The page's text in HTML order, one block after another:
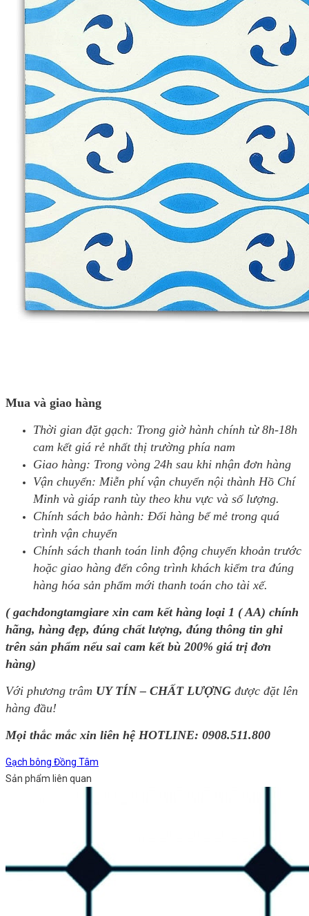
Mua và giao hàng
Thời gian đặt gạch: Trong giờ hành chính từ 8h-18h
cam kết giá rẻ nhất thị trường phía nam
Giao hàng: Trong vòng 24h sau khi nhận đơn hàng
Vận chuyển: Miễn phí vận chuyển nội thành Hồ Chí
Minh và giáp ranh tùy theo khu vực và số lượng.
Chính sách bảo hành: Đổi hàng bể mẻ trong quá
trình vận chuyển
Chính sách thanh toán linh động chuyển khoản trước
hoặc giao hàng đến công trình khách kiểm tra đúng
hàng hóa sản phẩm mới thanh toán cho tài xế.
( gachdongtamgiare xin cam kết hàng loại 1 ( AA) chính
hãng, hàng đẹp, đúng chất lượng, đúng thông tin ghi
trên sản phẩm nếu sai cam kết bù 200% giá trị đơn
hàng)
Với phương trâm UY TÍN – CHẤT LƯỢNG được đặt lên
hàng đầu!
Mọi thắc mắc xin liên hệ HOTLINE: 0908.511.800
Gạch bông Đồng Tâm
Sản phẩm liên quan